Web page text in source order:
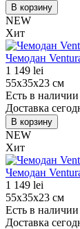
В корзину
NEW
Хит
Чемодан
1 149 lei
55х35х23 см
Есть в наличии
Доставка
В корзину
NEW
Хит
Чемодан
1 149 lei
55х35х23 см
Есть в наличии
Доставка